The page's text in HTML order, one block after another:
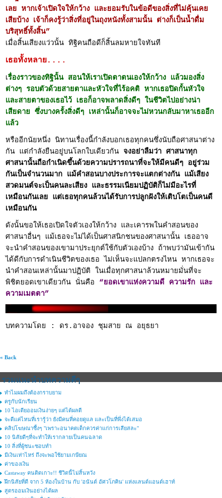
เลย หากเจ้าเปิดใจให้กว้าง และยอมรับในข้อดีของสิ่งที่ไม่คุ้นเคย
เสียบ้าง เจ้าก็คงรู้ว่าสิ่งที่อยู่ในถุงหนังทั้งสามนั้น ต่างก็เป็นน้ำดื่ม
บริสุทธิ์ทั้งสิ้น”
เมื่อสิ้นเสียงแว่วนั้น ทิฐิคนถือดีก็สิ้นลมหายใจทันที
เธอทั้งหลาย....
เรื่องราวของทิฐินั้น สอนให้เราเปิดตาตนเองให้กว้าง แล้วมองสิ่ง
ต่างๆ รอบตัวด้วยสายตาและหัวใจที่ไร้อคติ หากเธอปิดกั้นหัวใจ
และสายตาของเธอไว้ เธอก็อาจพลาดสิ่งดีๆ ในชีวิตไปอย่างน่า
เสียดาย ซึ่งบางครั้งสิ่งดีๆ เหล่านั้นก็อาจจะไม่หวนกลับมาหาเธออีก
แล้ว
หรืออีกนัยหนึ่ง นิทานเรื่องนี้กำลังบอกเธอทุกคนซึ่งนับถือศาสนาต่าง
กัน แต่กำลังยืนอยู่บนโลกใบเดียวกัน จงอย่าลืมว่า ศาสนาทุก
ศาสนานั้นถือกำเนิดขึ้นด้วยความปรารถนาที่จะให้มีคนดีๆ อยู่ร่วม
กันเป็นจำนวนมาก แม้คำสอนบางประการจะแตกต่างกัน แม้เสียง
สวดมนต์จะเป็นคนละเสียง และธรรมเนียมปฏิบัติก็ไม่มีอะไรที่
เหมือนกันเลย แต่เธอทุกคนล้วนได้รับการปลูกฝังให้เติบโตเป็นคนดี
เหมือนกัน
ดังนั้นขอให้เธอเปิดใจตัวเองให้กว้าง และเคารพในคำสอนของ
ศาสนาอื่นๆ แม้เธอจะไม่ได้เป็นศาสนิกชนของศาสนานั้น เธออาจ
จะนำคำสอนของเขามาประยุกต์ใช้กับตัวเองบ้าง ถ้าพบว่ามันเข้ากัน
ได้ดีกับการดำเนินชีวิตของเธอ ไม่เห็นจะแปลกตรงไหน หากเธอจะ
นำคำสอนเหล่านั้นมาปฏิบัติ ในเมื่อทุกศาสนาล้วนหมายมั่นที่จะ
พิชิตยอดเขาเดียวกัน นั่นคือ “ยอดเขาแห่งความดี ความรัก และ
ความเมตตา”
บทความโดย : ดร.อาจอง ชุมสาย ณ อยุธยา
« Back
รวมแนะนำบทความดีๆ
ทำไมผมถึงต้องกราบยาม
ครูกับนักเรียน
10 ไอเดียออมเงินง่ายๆ แต่ได้ผลดี
จะดีแค่ไหนที่เรารู้ว่า ยังมีคนที่คอยดูแล และเป็นที่พึ่งได้เสมอ
คลิปโฆษณาซึ้งๆ "เพราะอนาคตเด็กควรค่าแก่การเสียสละ"
10 นิสัยดีๆที่จะทำให้เรากลายเป็นคนฉลาด
10 สิ่งที่ผู้ชนะชอบทำ
มีเงินเท่าไหร่ ถึงจะพอใช้ยามเกษียณ
ค่าของเงิน
Castaway คนติดเกาะ!! ชีวิตนี้ไม่สิ้นหวัง
ฝึกนิสัยที่ดี จาก 5 ห้องในบ้าน กับ 'อนันต์ อัศวโภคิน' แห่งแลนด์แอนด์เฮาท์
สูตรออมเงินอย่างได้ผล